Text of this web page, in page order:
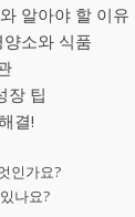
알아야 할 이유
소와 식품
장 팁
결!
인가요?
나요?